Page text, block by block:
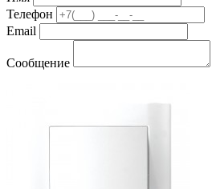
Телефон
Email
Сообщение